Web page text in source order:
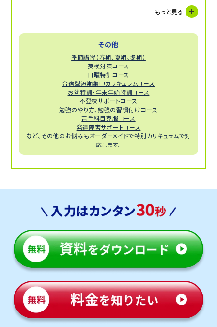
定期テストだけではなく前学期や前学年の振り返りな
もっと見る
その他
季節講習（春期、夏期、冬期）
英検対策コース
日曜特訓コース
合宿型短期集中カリキュラムコース
お盆特訓・年末年始特訓コース
不登校サポートコース
勉強のやり方、勉強の習慣付けコース
苦手科目克服コース
発達障害サポートコース
など、その他のお悩みもオーダーメイドで特別カリキュラムで対
応します。